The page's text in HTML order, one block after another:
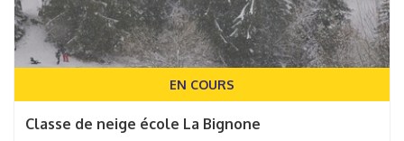
EN COURS
Classe de neige école La Bignone